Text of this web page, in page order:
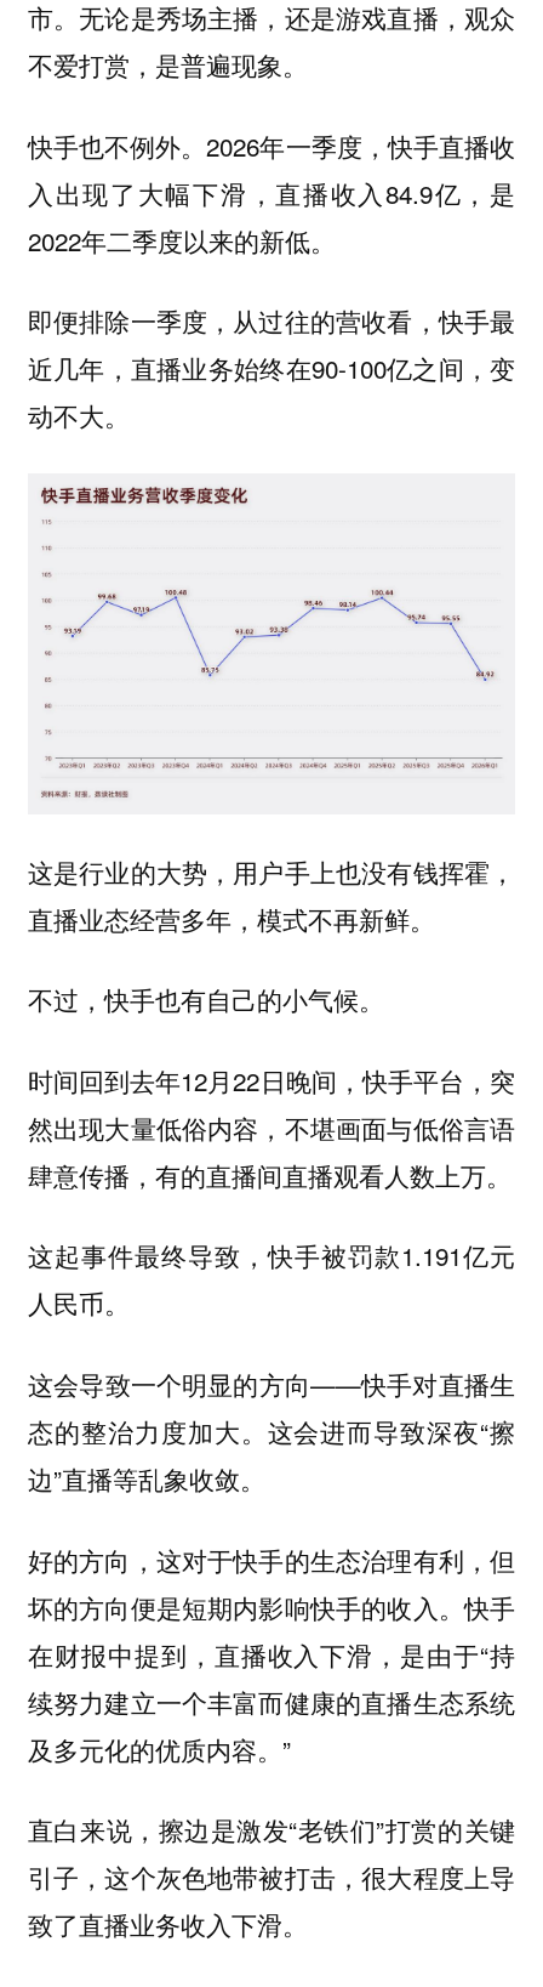
市。无论是秀场主播，还是游戏直播，观众
不爱打赏，是普遍现象。
快手也不例外。2026年一季度，快手直播收
入出现了大幅下滑，直播收入84.9亿，是
2022年二季度以来的新低。
即便排除一季度，从过往的营收看，快手最
近几年，直播业务始终在90-100亿之间，变
动不大。
这是行业的大势，用户手上也没有钱挥霍，
直播业态经营多年，模式不再新鲜。
不过，快手也有自己的小气候。
时间回到去年12月22日晚间，快手平台，突
然出现大量低俗内容，不堪画面与低俗言语
肆意传播，有的直播间直播观看人数上万。
这起事件最终导致，快手被罚款1.191亿元
人民币。
这会导致一个明显的方向——快手对直播生
态的整治力度加大。这会进而导致深夜“擦
边”直播等乱象收敛。
好的方向，这对于快手的生态治理有利，但
坏的方向便是短期内影响快手的收入。快手
在财报中提到，直播收入下滑，是由于“持
续努力建立一个丰富而健康的直播生态系统
及多元化的优质内容。”
直白来说，擦边是激发“老铁们”打赏的关键
引子，这个灰色地带被打击，很大程度上导
致了直播业务收入下滑。